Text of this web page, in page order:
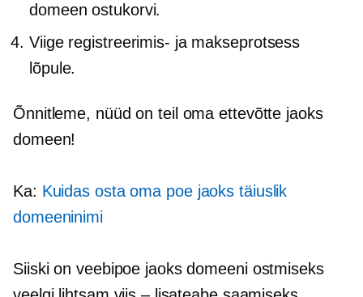
domeen ostukorvi.
Viige registreerimis- ja makseprotsess
lõpule.
Õnnitleme, nüüd on teil oma ettevõtte jaoks
domeen!
Ka: Kuidas osta oma poe jaoks täiuslik
domeeninimi
Siiski on veebipoe jaoks domeeni ostmiseks